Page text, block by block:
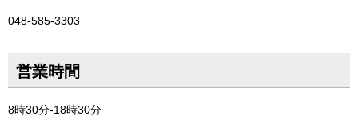
048-585-3303
営業時間
8時30分-18時30分